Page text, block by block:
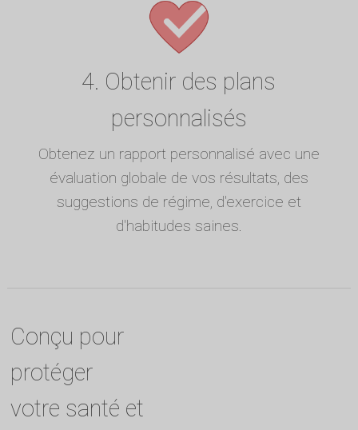
4. Obtenir des plans
personnalisés
Obtenez un rapport personnalisé avec une
évaluation globale de vos résultats, des
suggestions de régime, d'exercice et
d'habitudes saines.
Conçu pour
protéger
votre santé et